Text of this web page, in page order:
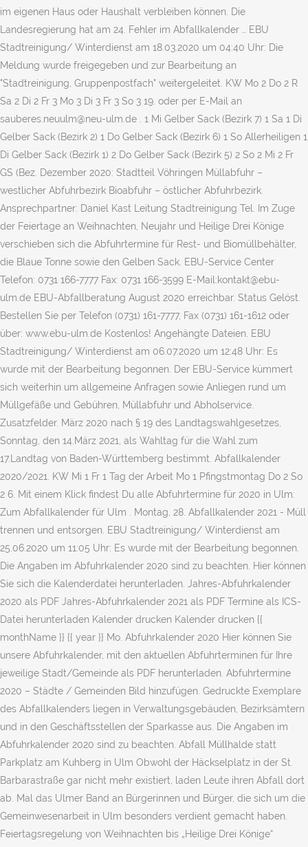
im eigenen Haus oder Haushalt verbleiben können. Die
Landesregierung hat am 24. Fehler im Abfallkalender … EBU
Stadtreinigung/ Winterdienst am 18.03.2020 um 04:40 Uhr: Die
Meldung wurde freigegeben und zur Bearbeitung an
"Stadtreinigung, Gruppenpostfach" weitergeleitet. KW Mo 2 Do 2 R
Sa 2 Di 2 Fr 3 Mo 3 Di 3 Fr 3 So 3 19. oder per E-Mail an
sauberes.neuulm@neu-ulm.de . 1 Mi Gelber Sack (Bezirk 7) 1 Sa 1 Di
Gelber Sack (Bezirk 2) 1 Do Gelber Sack (Bezirk 6) 1 So Allerheiligen 1
Di Gelber Sack (Bezirk 1) 2 Do Gelber Sack (Bezirk 5) 2 So 2 Mi 2 Fr
GS (Bez. Dezember 2020: Stadtteil Vöhringen Müllabfuhr –
westlicher Abfuhrbezirk Bioabfuhr – östlicher Abfuhrbezirk.
Ansprechpartner: Daniel Kast Leitung Stadtreinigung Tel. Im Zuge
der Feiertage an Weihnachten, Neujahr und Heilige Drei Könige
verschieben sich die Abfuhrtermine für Rest- und Biomüllbehälter,
die Blaue Tonne sowie den Gelben Sack. EBU-Service Center
Telefon: 0731 166-7777 Fax: 0731 166-3599 E-Mail:kontakt@ebu-
ulm.de EBU-Abfallberatung August 2020 erreichbar. Status Gelöst.
Bestellen Sie per Telefon (0731) 161-7777, Fax (0731) 161-1612 oder
über: www.ebu-ulm.de Kostenlos! Angehängte Dateien. EBU
Stadtreinigung/ Winterdienst am 06.07.2020 um 12:48 Uhr: Es
wurde mit der Bearbeitung begonnen. Der EBU-Service kümmert
sich weiterhin um allgemeine Anfragen sowie Anliegen rund um
Müllgefäße und Gebühren, Müllabfuhr und Abholservice.
Zusatzfelder. März 2020 nach § 19 des Landtagswahlgesetzes,
Sonntag, den 14.März 2021, als Wahltag für die Wahl zum
17.Landtag von Baden-Württemberg bestimmt. Abfallkalender
2020/2021. KW Mi 1 Fr 1 Tag der Arbeit Mo 1 Pfingstmontag Do 2 So
2 6. Mit einem Klick findest Du alle Abfuhrtermine für 2020 in Ulm:
Zum Abfallkalender für Ulm . Montag, 28. Abfallkalender 2021 - Müll
trennen und entsorgen. EBU Stadtreinigung/ Winterdienst am
25.06.2020 um 11:05 Uhr: Es wurde mit der Bearbeitung begonnen.
Die Angaben im Abfuhrkalender 2020 sind zu beachten. Hier können
Sie sich die Kalenderdatei herunterladen. Jahres-Abfuhrkalender
2020 als PDF Jahres-Abfuhrkalender 2021 als PDF Termine als ICS-
Datei herunterladen Kalender drucken Kalender drucken {{
monthName }} {{ year }} Mo. Abfuhrkalender 2020 Hier können Sie
unsere Abfuhrkalender, mit den aktuellen Abfuhrterminen für Ihre
jeweilige Stadt/Gemeinde als PDF herunterladen. Abfuhrtermine
2020 – Städte / Gemeinden Bild hinzufügen. Gedruckte Exemplare
des Abfallkalenders liegen in Verwaltungsgebäuden, Bezirksämtern
und in den Geschäftsstellen der Sparkasse aus. Die Angaben im
Abfuhrkalender 2020 sind zu beachten. Abfall Müllhalde statt
Parkplatz am Kuhberg in Ulm Obwohl der Häckselplatz in der St.
Barbarastraße gar nicht mehr existiert, laden Leute ihren Abfall dort
ab. Mal das Ulmer Band an Bürgerinnen und Bürger, die sich um die
Gemeinwesenarbeit in Ulm besonders verdient gemacht haben.
Feiertagsregelung von Weihnachten bis „Heilige Drei Könige“